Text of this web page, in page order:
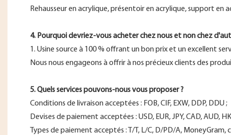
Rehausseur en acrylique, présentoir en acrylique, support en
4. Pourquoi devriez-vous acheter chez nous et non chez
1. Usine source à 100 % offrant un bon prix et un excellent
Nous nous engageons à offrir à nos précieux clients des
5. Quels services pouvons-nous vous proposer ?
Conditions de livraison acceptées : FOB, CIF, EXW, DDP, DDU ;
Devises de paiement acceptées : USD, EUR, JPY, CAD, AUD,
Types de paiement acceptés : T/T, L/C, D/PD/A,